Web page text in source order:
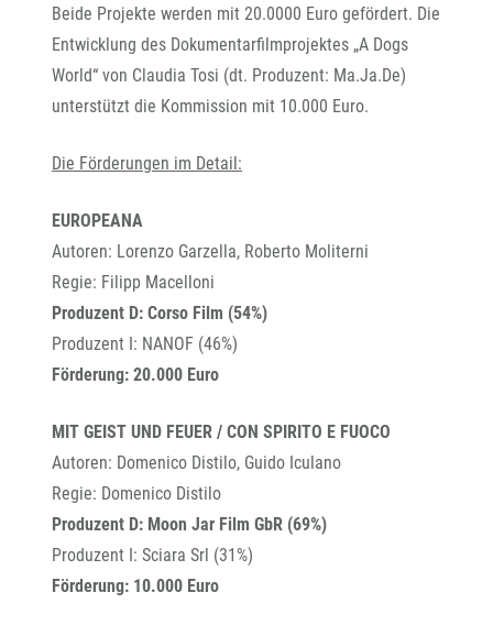
Beide Projekte werden mit 20.0000 Euro gefördert. Die
Entwicklung des Dokumentarfilmprojektes „A Dogs
World“ von Claudia Tosi (dt. Produzent: Ma.Ja.De)
unterstützt die Kommission mit 10.000 Euro.
Die Förderungen im Detail:
EUROPEANA
Autoren: Lorenzo Garzella, Roberto Moliterni
Regie: Filipp Macelloni
Produzent D: Corso Film (54%)
Produzent I: NANOF (46%)
Förderung: 20.000 Euro
MIT GEIST UND FEUER / CON SPIRITO E FUOCO
Autoren: Domenico Distilo, Guido Iculano
Regie: Domenico Distilo
Produzent D: Moon Jar Film GbR (69%)
Produzent I: Sciara Srl (31%)
Förderung: 10.000 Euro